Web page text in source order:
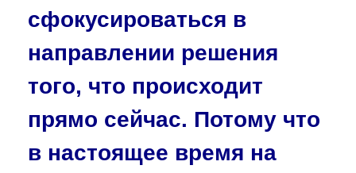
сфокусироваться в
направлении решения
того, что происходит
прямо сейчас. Потому что
в настоящее время на